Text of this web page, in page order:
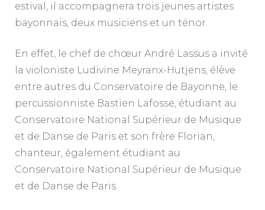
estival, il accompagnera trois jeunes artistes
bayonnais, deux musiciens et un ténor.
En effet, le chef de chœur André Lassus a invité
la violoniste Ludivine Meyranx-Hutjens, élève
entre autres du Conservatoire de Bayonne, le
percussionniste Bastien Lafosse, étudiant au
Conservatoire National Supérieur de Musique
et de Danse de Paris et son frère Florian,
chanteur, également étudiant au
Conservatoire National Supérieur de Musique
et de Danse de Paris.